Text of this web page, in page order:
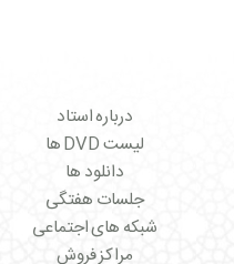
درباره استاد
لیست DVD ها
دانلود ها
جلسات هفتگی
شبکه های اجتماعی
مراکز فروش